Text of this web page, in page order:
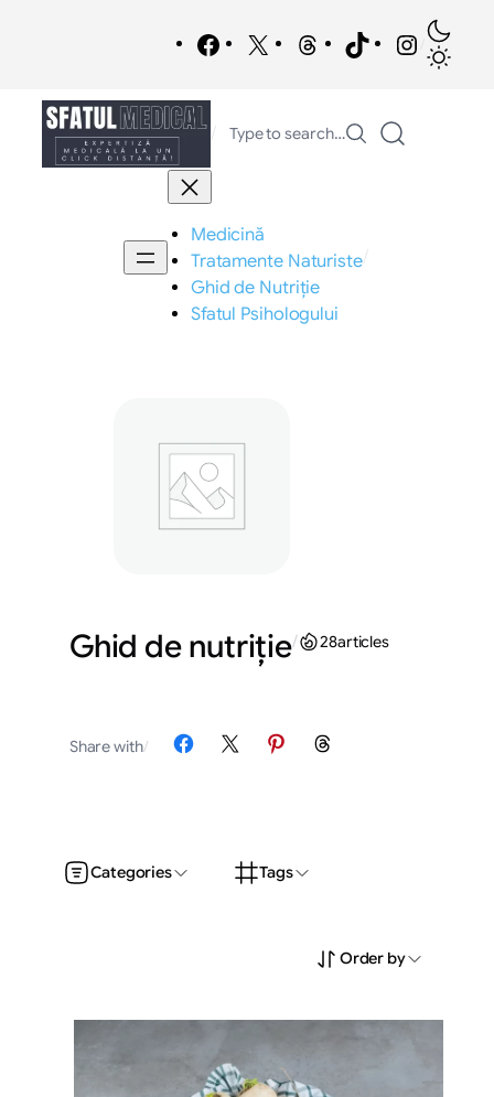
Facebook
X ThreadsTikTok
/ Type to search…
Medicină
Tratamente Naturiste
Ghid de Nutriție
Sfatul Psihologului
/
Ghid de nutriție/ 28articles
Share with/ Share on Facebook
Share on X Share on PinterestShare on Threads
Categories Tags
Order by